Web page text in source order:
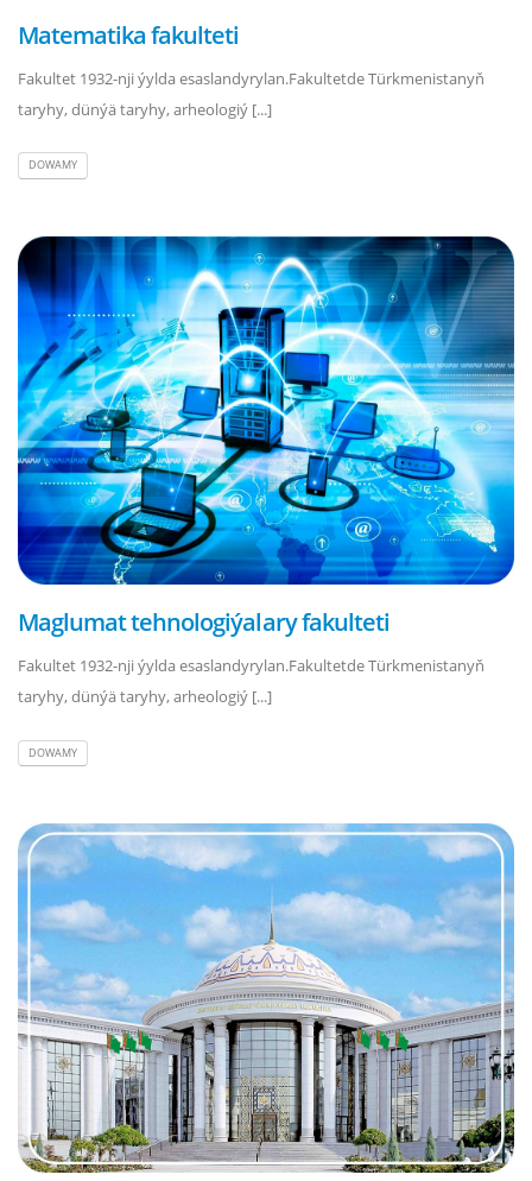
Matematika fakulteti
Fakultet 1932-nji ýylda esaslandyrylan.Fakultetde Türkmenistanyň
taryhy, dünýä taryhy, arheologiý [...]
DOWAMY
Maglumat tehnologiýalary fakulteti
Fakultet 1932-nji ýylda esaslandyrylan.Fakultetde Türkmenistanyň
taryhy, dünýä taryhy, arheologiý [...]
DOWAMY